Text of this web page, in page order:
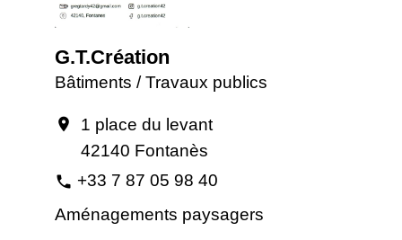
G.T.Création
Bâtiments / Travaux publics
location_on
1 place du levant
42140 Fontanès
phone +33 7 87 05 98 40
Aménagements paysagers